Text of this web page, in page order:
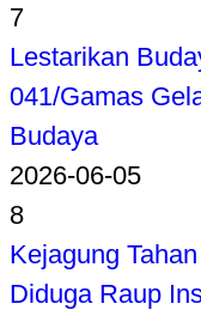
7
Lestarikan
041/Gamas
Budaya
2026-06-05
8
Kejagung
Diduga Raup